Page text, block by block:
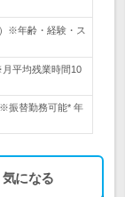
※年齢・経験・ス
平均残業時間10
振替勤務可能* 年
気になる